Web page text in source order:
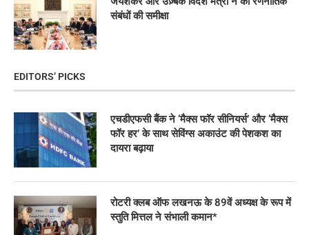
संबंधों की समीक्षा
EDITORS’ PICKS
एचडीएफसी बैंक ने ‘मैक्स फॉर सीनियर्स’ और ‘मैक्स
फॉर हर’ के साथ सेविंग्स अकाउंट की पेशकश का
दायरा बढ़ाया
रोटरी क्लब ऑफ लखनऊ के 89वें अध्यक्ष के रूप में
स्तुति मित्तल ने संभाली कमान*